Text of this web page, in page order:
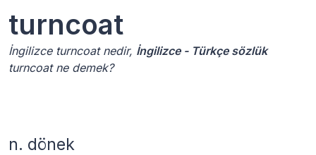
turncoat
İngilizce turncoat nedir, İngilizce - Türkçe sözlük
turncoat ne demek?
n. dönek